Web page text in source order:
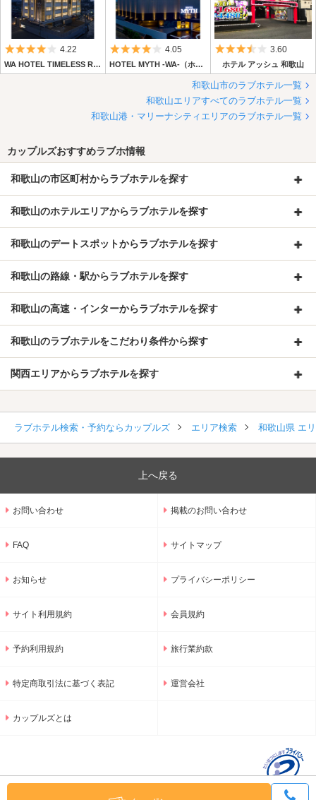
5つ星のうち4
4.22
WA HOTEL TIMELESS RESORT (ワ ホテル タイムレス リゾート)
5つ星のうち4
4.05
HOTEL MYTH -WA-（ホテル マイス ワ）
5つ星のうち
3.60
ホテル アッシュ 和歌山
和歌山市のラブホテル一覧
和歌山エリアすべてのラブホテル一覧
和歌山港・マリーナシティエリアのラブホテル一覧
カップルズおすすめラブホ情報
和歌山の市区町村からラブホテルを探す
和歌山のホテルエリアからラブホテルを探す
和歌山のデートスポットからラブホテルを探す
和歌山の路線・駅からラブホテルを探す
和歌山の高速・インターからラブホテルを探す
和歌山のラブホテルをこだわり条件から探す
関西エリアからラブホテルを探す
ラブホテル検索・予約ならカップルズ エリア検索 和歌山県 エ
上へ戻る
お問い合わせ 掲載のお問い合わせ
FAQ サイトマップ
お知らせ プライバシーポリシー
サイト利用規約 会員規約
予約利用規約 旅行業約款
特定商取引法に基づく表記 運営会社
カップルズとは